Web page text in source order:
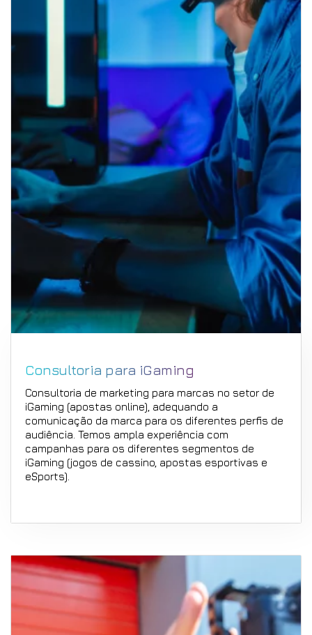
Consultoria para iGaming
Consultoria de marketing para marcas no setor de
iGaming (apostas online), adequando a
comunicação da marca para os diferentes perfis de
audiência. Temos ampla experiência com
campanhas para os diferentes segmentos de
iGaming (jogos de cassino, apostas esportivas e
eSports).